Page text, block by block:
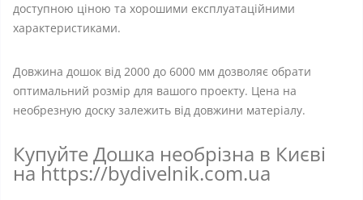
доступною ціною та хорошими експлуатаційними
характеристиками.
Довжина дошок від 2000 до 6000 мм дозволяє обрати
оптимальний розмір для вашого проекту. Цена на
необрезную доску залежить від довжини матеріалу.
Купуйте Дошка необрізна в Києві
на https://bydivelnik.com.ua